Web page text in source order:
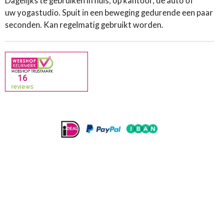
uw yogastudio. Spuit in een beweging gedurende een paar
seconden. Kan regelmatig gebruikt worden.